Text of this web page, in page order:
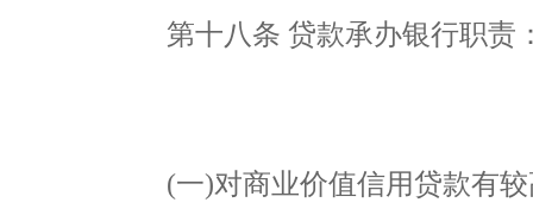
第十八条 贷款承办银行职责
(一)对商业价值信用贷款有较